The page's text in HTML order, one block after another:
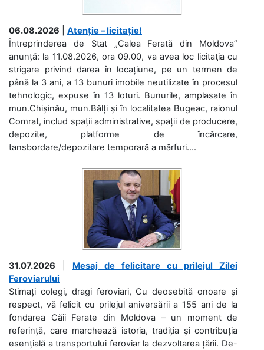
06.08.2026
Atenție – licitație!
Întreprinderea de Stat „Calea Ferată din Moldova”
anunță: la 11.08.2026, ora 09.00, va avea loc licitaţia cu
strigare privind darea în locațiune, pe un termen de
până la 3 ani, a 13 bunuri imobile neutilizate în procesul
tehnologic, expuse în 13 loturi. Bunurile, amplasate în
mun.Chișinău, mun.Bălți și în localitatea Bugeac, raionul
Comrat, includ spații administrative, spații de producere,
depozite, platforme de încărcare,
tansbordare/depozitare temporară a mărfuri....
31.07.2026
Mesaj de felicitare cu prilejul Zilei
Feroviarului
Stimați colegi, dragi feroviari, Cu deosebită onoare și
respect, vă felicit cu prilejul aniversării a 155 ani de la
fondarea Căii Ferate din Moldova – un moment de
referință, care marchează istoria, tradiția și contribuția
esențială a transportului feroviar la dezvoltarea țării. De-